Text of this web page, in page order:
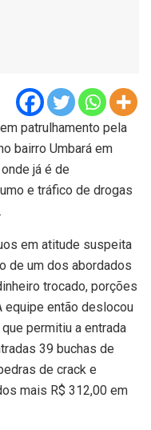
patrulhamento pela
bairro Umbará em
já é de
e tráfico de drogas
em atitude suspeita
de um dos abordados
trocado, porções
equipe então deslocou
permitiu a entrada
39 buchas de
de crack e
mais R$ 312,00 em